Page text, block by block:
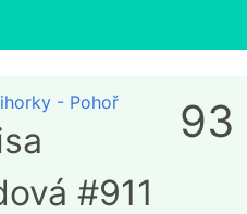
- Pohoř
#911
93